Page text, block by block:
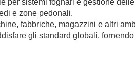
per sistemi fognari e gestione
e zone pedonali.
fabbriche, magazzini e altri
gli standard globali,